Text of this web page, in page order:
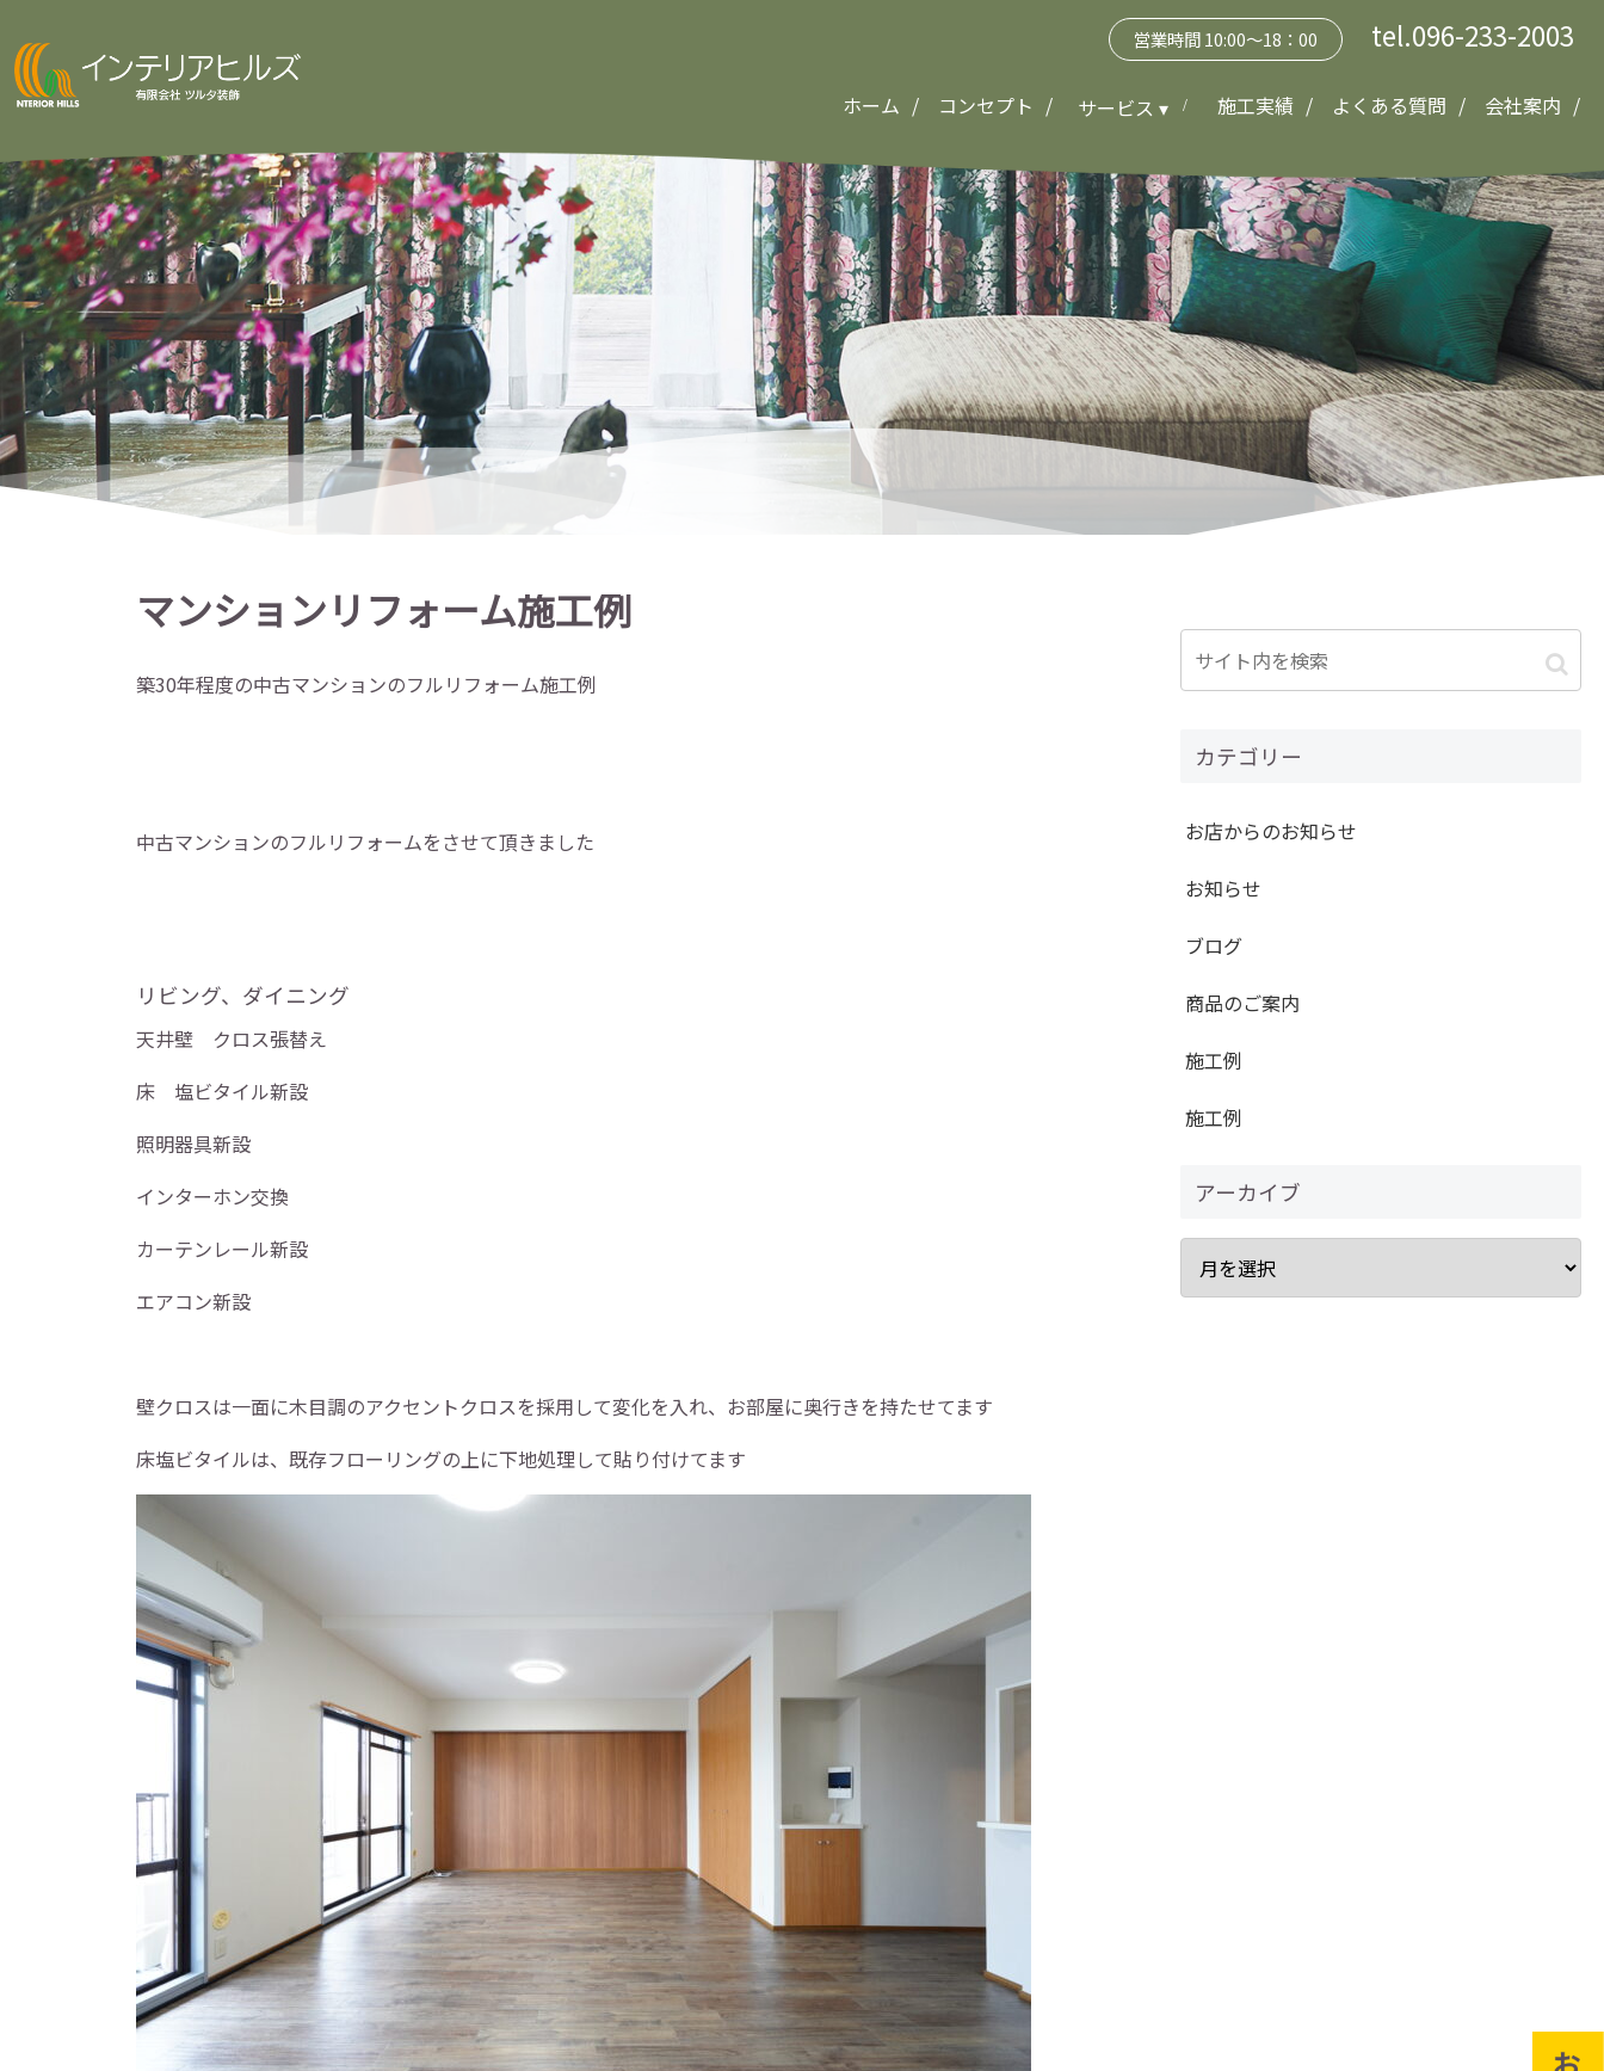
ホーム コンセプト サービス ▾ 施工実績 よくある質問 会社案内
営業時間 10:00～18：00 tel.096-233-2003
マンションリフォーム施工例
築30年程度の中古マンションのフルリフォーム施工例
中古マンションのフルリフォームをさせて頂きました
リビング、ダイニング
天井壁 クロス張替え
床 塩ビタイル新設
照明器具新設
インターホン交換
カーテンレール新設
エアコン新設
壁クロスは一面に木目調のアクセントクロスを採用して変化を入れ、お部屋に奥行きを持たせてます
床塩ビタイルは、既存フローリングの上に下地処理して貼り付けてます
カテゴリー
お店からのお知らせ
お知らせ
ブログ
商品のご案内
施工例
施工例
アーカイブ